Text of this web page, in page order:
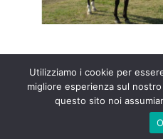
Progettato daElegant
Utilizziamo i cookie per
migliore esperienza sul
questo sito noi